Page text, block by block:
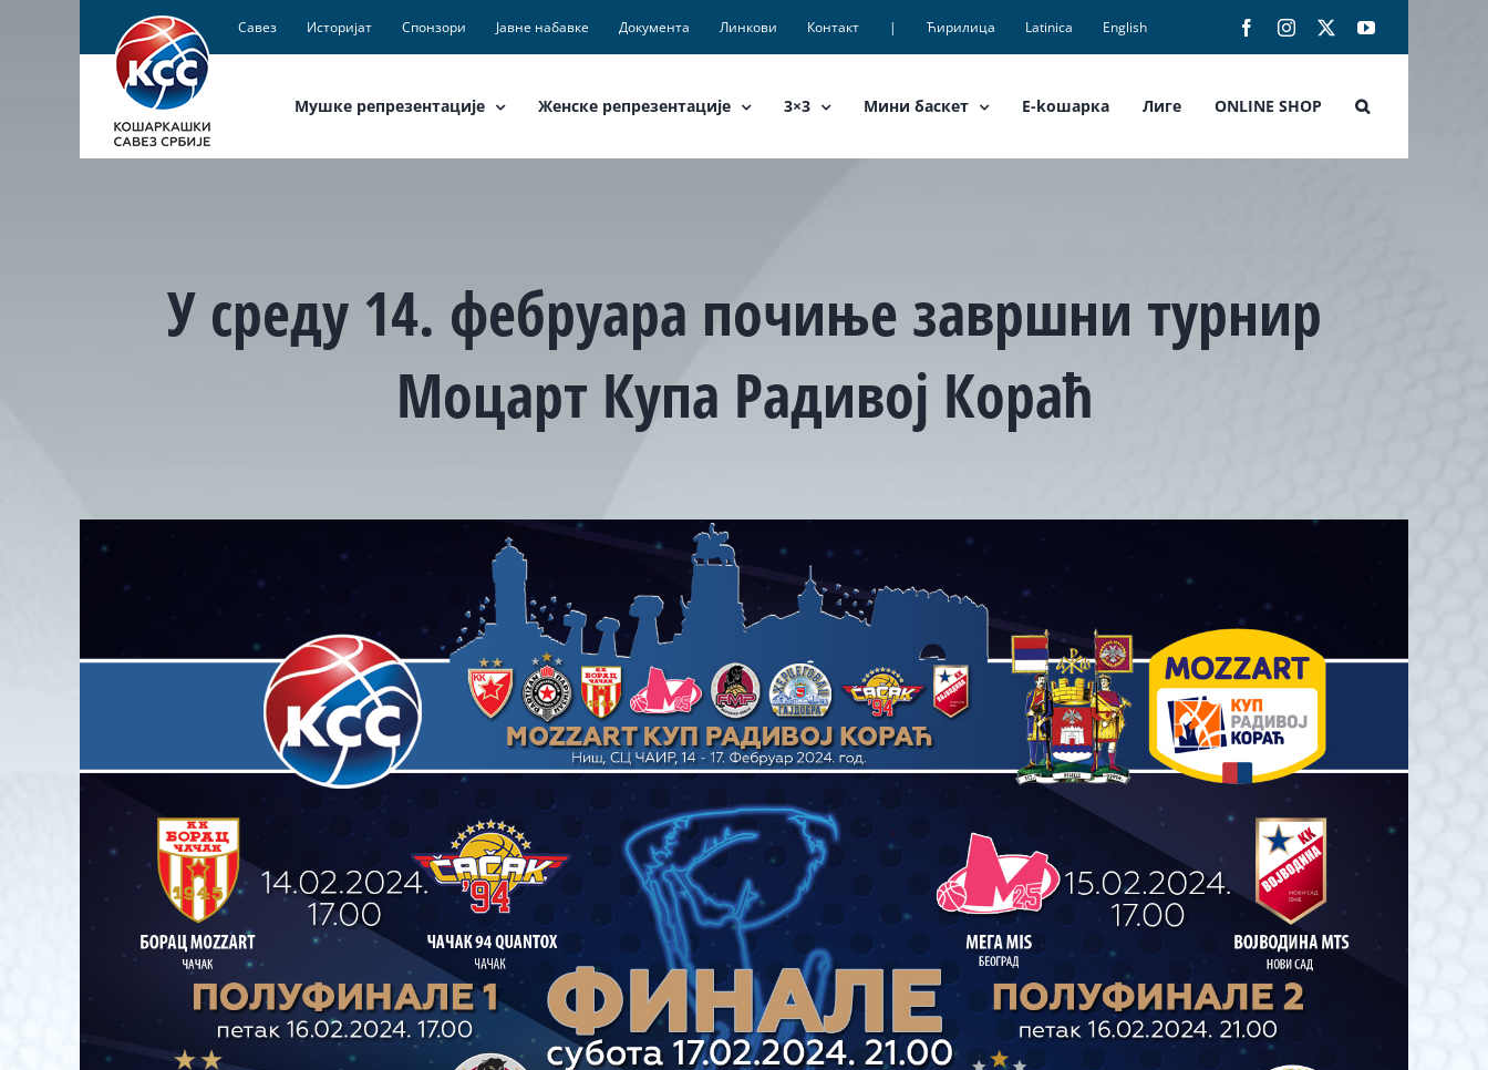
Савез Историјат Спонзори Јавне набавке Документа Линкови Контакт | Ћирилица Latinica English FacebookInstagram YouTube
Мушке репрезентације Женске репрезентације 3×3 Мини баскет E-koшарка Лиге ONLINE SHOP
У среду 14. фебруара почиње завршни турнир
Моцарт Купа Радивој Кораћ
View
Image